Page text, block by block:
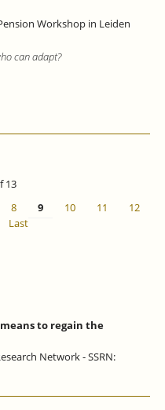
Workshop in Leiden
can adapt?
13
8 9 10 11
12
Last
to regain the
Network - SSRN: